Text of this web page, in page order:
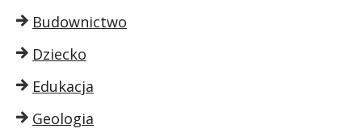
Budownictwo
Dziecko
Edukacja
Geologia